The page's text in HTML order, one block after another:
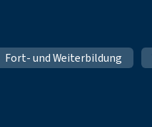
Fort- und Weiterbildung